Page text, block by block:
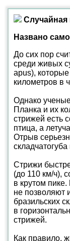
Случайная
Названо
До сих пор
среди живых
apus),
километров в
Однако
Планка и их
стрижей есть
птица, а
Отрыв
Стрижи
(до 110 км/ч),
в крутом
не позволяют
бразильских
в
стрижей.
Как правило,